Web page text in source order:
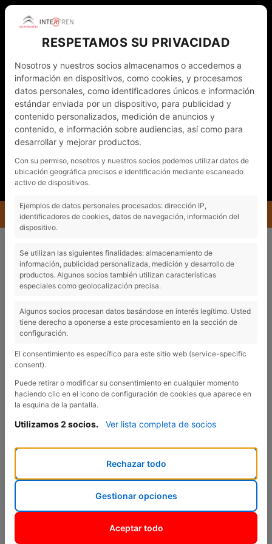
CAT
972 011 782
WHATSAPP
MENÚ
Automático
RESPETAMOS SU PRIVACIDAD
Nosotros y nuestros socios almacenamos o accedemos a
información en dispositivos, como cookies, y procesamos
datos personales, como identificadores únicos e información
estándar enviada por un dispositivo, para publicidad y
contenido personalizados, medición de anuncios y
contenido, e información sobre audiencias, así como para
desarrollar y mejorar productos.
Con su permiso, nosotros y nuestros socios podemos utilizar datos de
ubicación geográfica precisos e identificación mediante escaneado
activo de dispositivos.
Ejemplos de datos personales procesados: dirección IP,
identificadores de cookies, datos de navegación, información del
dispositivo.
Se utilizan las siguientes finalidades: almacenamiento de
información, publicidad personalizada, medición y desarrollo de
productos. Algunos socios también utilizan características
especiales como geolocalización precisa.
Algunos socios procesan datos basándose en interés legítimo. Usted
tiene derecho a oponerse a este procesamiento en la sección de
configuración.
El consentimiento es específico para este sitio web (service-specific
consent).
Puede retirar o modificar su consentimiento en cualquier momento
haciendo clic en el icono de configuración de cookies que aparece en
la esquina de la pantalla.
Utilizamos 2 socios. Ver lista completa de socios
Rechazar todo
Gestionar opciones
Aceptar todo